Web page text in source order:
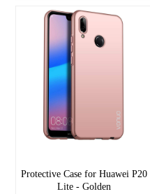
Protective Case for Huawei P20
Lite - Golden